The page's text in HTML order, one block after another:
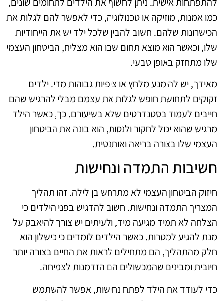
כמו אמנות, מוזיקה או טכנולוגיה, כדי לאפשר להם לגלות את
הכישרונות שלהם. חשוב להבין שלכל ילד יש את הייחודיות
שלו, וכאשר הוא מוצא תחום שבו הוא מצליח, הביטחון העצמי
שלו מתחזק באופן טבעי.
מאידך, יש להימנע מלחץ או ציפיות גבוהות מדי. ילדים
זקוקים לתחושת חופש לגלות את עצמם מבלי להרגיש שהם
חייבים לעמוד בסטנדרטים שלא בשיעורם. כך, כאשר הילד
מרגיש שהוא יכול לחקור ולנסות, הוא בונה את הביטחון
העצמי שלו בצורה בריאה ואותנטית.
חשיבות התמדה ונחישות
חיזוק הביטחון העצמי לא מתרחש בן לילה. זהו תהליך
המצריך התמדה ונחישות. חשוב להדגיש בפני הילדים כי
הצלחה לא תמיד מגיעה מיד, ולעיתים יש צורך להיאבק על
מנת להגיע למטרות. כאשר הילדים לומדים כי כישלון הוא
חלק מהתהליך, הם מתחילים לראות את החיים בצורה יותר
חיובית ומבינים שהמכשולים הם הזדמנות לצמיחה.
כדי לעודד את הילד לפתח נחישות, אפשר להשתמש